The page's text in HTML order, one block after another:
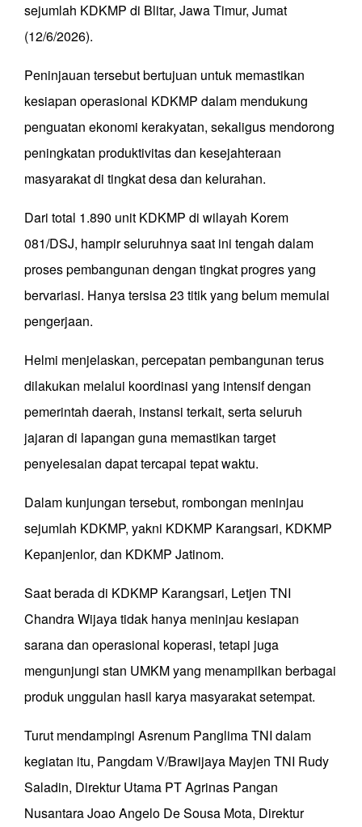
sejumlah KDKMP di Blitar, Jawa Timur, Jumat
(12/6/2026).
Peninjauan tersebut bertujuan untuk memastikan
kesiapan operasional KDKMP dalam mendukung
penguatan ekonomi kerakyatan, sekaligus mendorong
peningkatan produktivitas dan kesejahteraan
masyarakat di tingkat desa dan kelurahan.
Dari total 1.890 unit KDKMP di wilayah Korem
081/DSJ, hampir seluruhnya saat ini tengah dalam
proses pembangunan dengan tingkat progres yang
bervariasi. Hanya tersisa 23 titik yang belum memulai
pengerjaan.
Helmi menjelaskan, percepatan pembangunan terus
dilakukan melalui koordinasi yang intensif dengan
pemerintah daerah, instansi terkait, serta seluruh
jajaran di lapangan guna memastikan target
penyelesaian dapat tercapai tepat waktu.
Dalam kunjungan tersebut, rombongan meninjau
sejumlah KDKMP, yakni KDKMP Karangsari, KDKMP
Kepanjenlor, dan KDKMP Jatinom.
Saat berada di KDKMP Karangsari, Letjen TNI
Chandra Wijaya tidak hanya meninjau kesiapan
sarana dan operasional koperasi, tetapi juga
mengunjungi stan UMKM yang menampilkan berbagai
produk unggulan hasil karya masyarakat setempat.
Turut mendampingi Asrenum Panglima TNI dalam
kegiatan itu, Pangdam V/Brawijaya Mayjen TNI Rudy
Saladin, Direktur Utama PT Agrinas Pangan
Nusantara Joao Angelo De Sousa Mota, Direktur